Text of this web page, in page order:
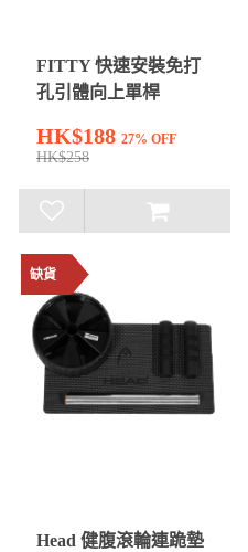
FITTY 快速安裝免打
孔引體向上單桿
HK$188 27% OFF
HK$258
缺貨
Head 健腹滾輪連跪墊